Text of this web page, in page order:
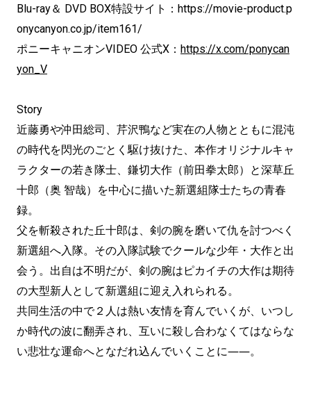
Blu-ray＆ DVD BOX特設サイト：https://movie-product.p
onycanyon.co.jp/item161/
ポニーキャニオンVIDEO 公式X： https://x.com/ponycan
yon_V
Story
近藤勇や沖田総司、芹沢鴨など実在の人物とともに混沌
の時代を閃光のごとく駆け抜けた、本作オリジナルキャ
ラクターの若き隊士、鎌切大作（前田拳太郎）と深草丘
十郎（奥 智哉）を中心に描いた新選組隊士たちの青春
録。
父を斬殺された丘十郎は、剣の腕を磨いて仇を討つべく
新選組へ入隊。その入隊試験でクールな少年・大作と出
会う。出自は不明だが、剣の腕はピカイチの大作は期待
の大型新人として新選組に迎え入れられる。
共同生活の中で２人は熱い友情を育んでいくが、いつし
か時代の波に翻弄され、互いに殺し合わなくてはならな
い悲壮な運命へとなだれ込んでいくことに――。